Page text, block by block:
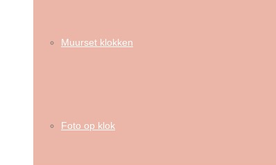
Muurset klokken
Foto op klok